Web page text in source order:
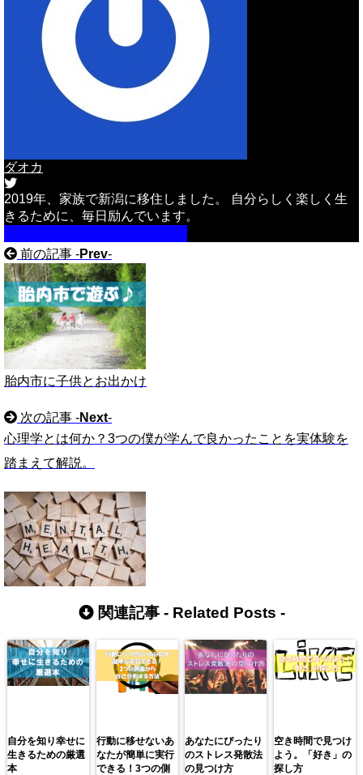
ダオカ
2019年、家族で新潟に移住しました。 自分らしく楽しく生
きるために、毎日励んでいます。
前の記事 -Prev-
胎内市に子供とお出かけ
次の記事 -Next-
心理学とは何か？3つの僕が学んで良かったことを実体験を
踏まえて解説。
関連記事 - Related Posts -
自分を知り幸せに
生きるための厳選
本
行動に移せないあ
なたが簡単に実行
できる！3つの側
あなたにぴったり
のストレス発散法
の見つけ方
空き時間で見つけ
よう。「好き」の
探し方